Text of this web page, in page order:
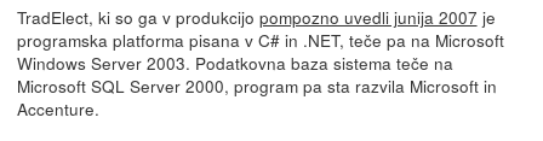
TradElect, ki so ga v produkcijo pompozno uvedli junija 2007 je
programska platforma pisana v C# in .NET, teče pa na Microsoft
Windows Server 2003. Podatkovna baza sistema teče na
Microsoft SQL Server 2000, program pa sta razvila Microsoft in
Accenture.